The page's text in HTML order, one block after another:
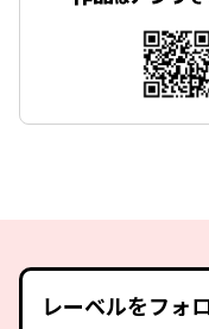
レーベルをフォ